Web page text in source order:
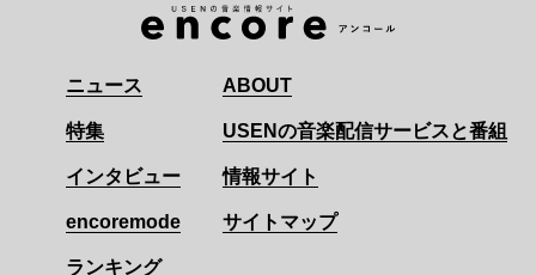
ニュース
特集
インタビュー
encoremode
ランキング
ABOUT
USENの音楽配信サービスと番組
情報サイト
サイトマップ